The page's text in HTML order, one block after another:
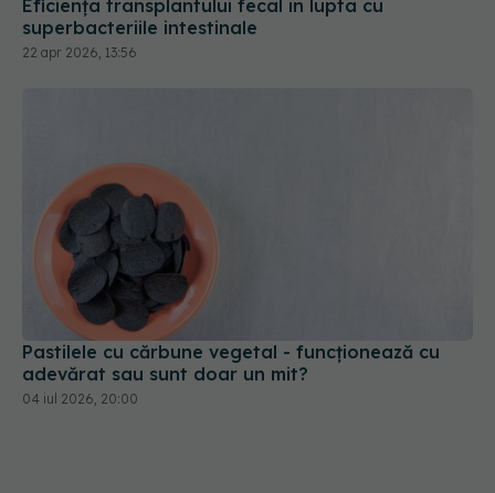
Pastilele cu cărbune vegetal - funcționează cu
adevărat sau sunt doar un mit?
04 iul 2026, 20:00